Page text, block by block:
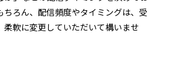
ちろん、配信頻度やタイミングは、受
柔軟に変更していただいて構いませ